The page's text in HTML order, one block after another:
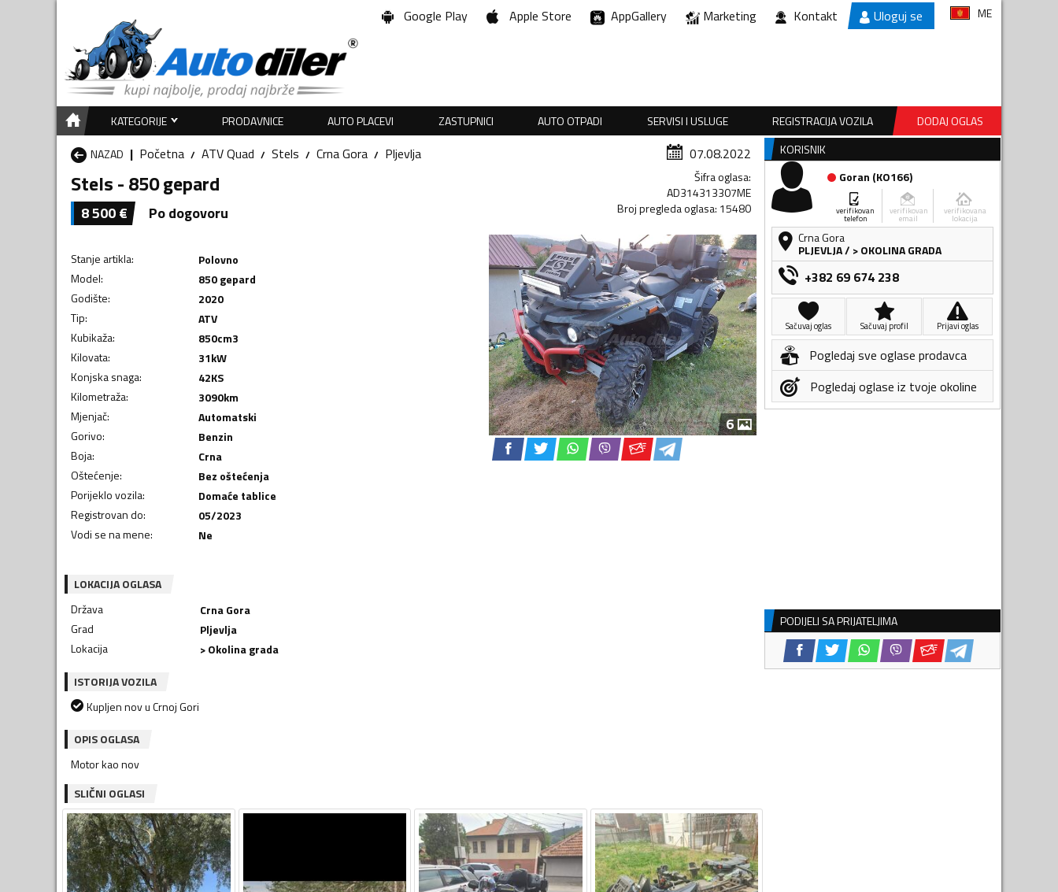
Google Play Apple Store AppGallery Marketing Kontakt Uloguj se ME
KATEGORIJE PRODAVNICE AUTO PLACEVI ZASTUPNICI AUTO OTPADI SERVISI I USLUGE REGISTRACIJA VOZILA
DODAJ OGLAS
NAZAD
Početna ATV Quad Stels Crna Gora Pljevlja 07.08.2022
Stels - 850 gepard
8 500€ Po dogovoru
Šifra oglasa:
AD314313307ME
Broj pregleda oglasa: 15480
Stanje artikla:
Polovno
Model:
850 gepard
Godište:
2020
Tip:
ATV
Kubikaža: 850cm3
Kilovata: 31kW
Konjska snaga: 42KS
Kilometraža: 3090km
Mjenjač:
Automatski
Gorivo:
Benzin
Boja:
Crna
Oštećenje:
Bez oštećenja
Porijeklo vozila:
Domaće tablice
Registrovan do:
05/2023
Vodi se na mene: Ne
6
LOKACIJA OGLASA
Država
Crna Gora
Grad
Pljevlja
Lokacija
> Okolina grada
ISTORIJA VOZILA
Kupljen nov u Crnoj Gori
OPIS OGLASA
Motor kao nov
SLIČNI OGLASI
KORISNIK
Goran (KO166)
verifikovan
telefon
verifikovan
email
verifikovana
lokacija
Crna Gora
PLJEVLJA/ > OKOLINA GRADA
+382 69 674 238
Sačuvaj oglas Sačuvaj profil Prijavi oglas
Pogledaj sve oglase prodavca
Pogledaj oglase iz tvoje okoline
PODIJELI SA PRIJATELJIMA